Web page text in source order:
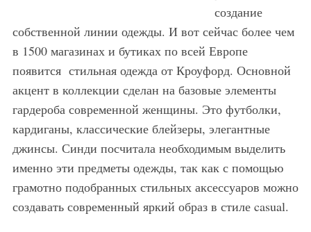
создание
собственной линии одежды. И вот сейчас более чем
в 1500 магазинах и бутиках по всей Европе
появится стильная одежда от Кроуфорд. Основной
акцент в коллекции сделан на базовые элементы
гардероба современной женщины. Это футболки,
кардиганы, классические блейзеры, элегантные
джинсы. Синди посчитала необходимым выделить
именно эти предметы одежды, так как с помощью
грамотно подобранных стильных аксессуаров можно
создавать современный яркий образ в стиле casual.